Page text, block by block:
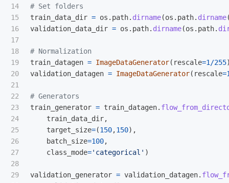
14
15
16
17
18
19
20
21
22
23
24
25
26
27
28
29
train_data_dir = os . path. dirname(os . path. dirname
validation_data_dir = os . path. dirname(os . path.
train_datagen = ImageDataGenerator( rescale=1 /255
validation_datagen = ImageDataGenerator( rescale=
train_generator = train_datagen.
train_data_dir,
target_size=(150,150),
batch_size=100,
class_mode=' categorical ' )
validation_generator = validation_datagen.